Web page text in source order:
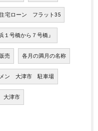
宅ローン フラット35
１号橋から７号橋』
売 各月の満月の名称
ン 大津市 駐車場
大津市